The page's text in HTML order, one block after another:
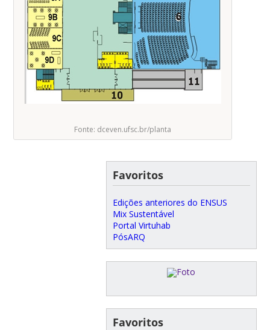
Fonte: dceven.ufsc.br/planta
Favoritos
Edições anteriores do ENSUS
Mix Sustentável
Portal Virtuhab
PósARQ
Favoritos